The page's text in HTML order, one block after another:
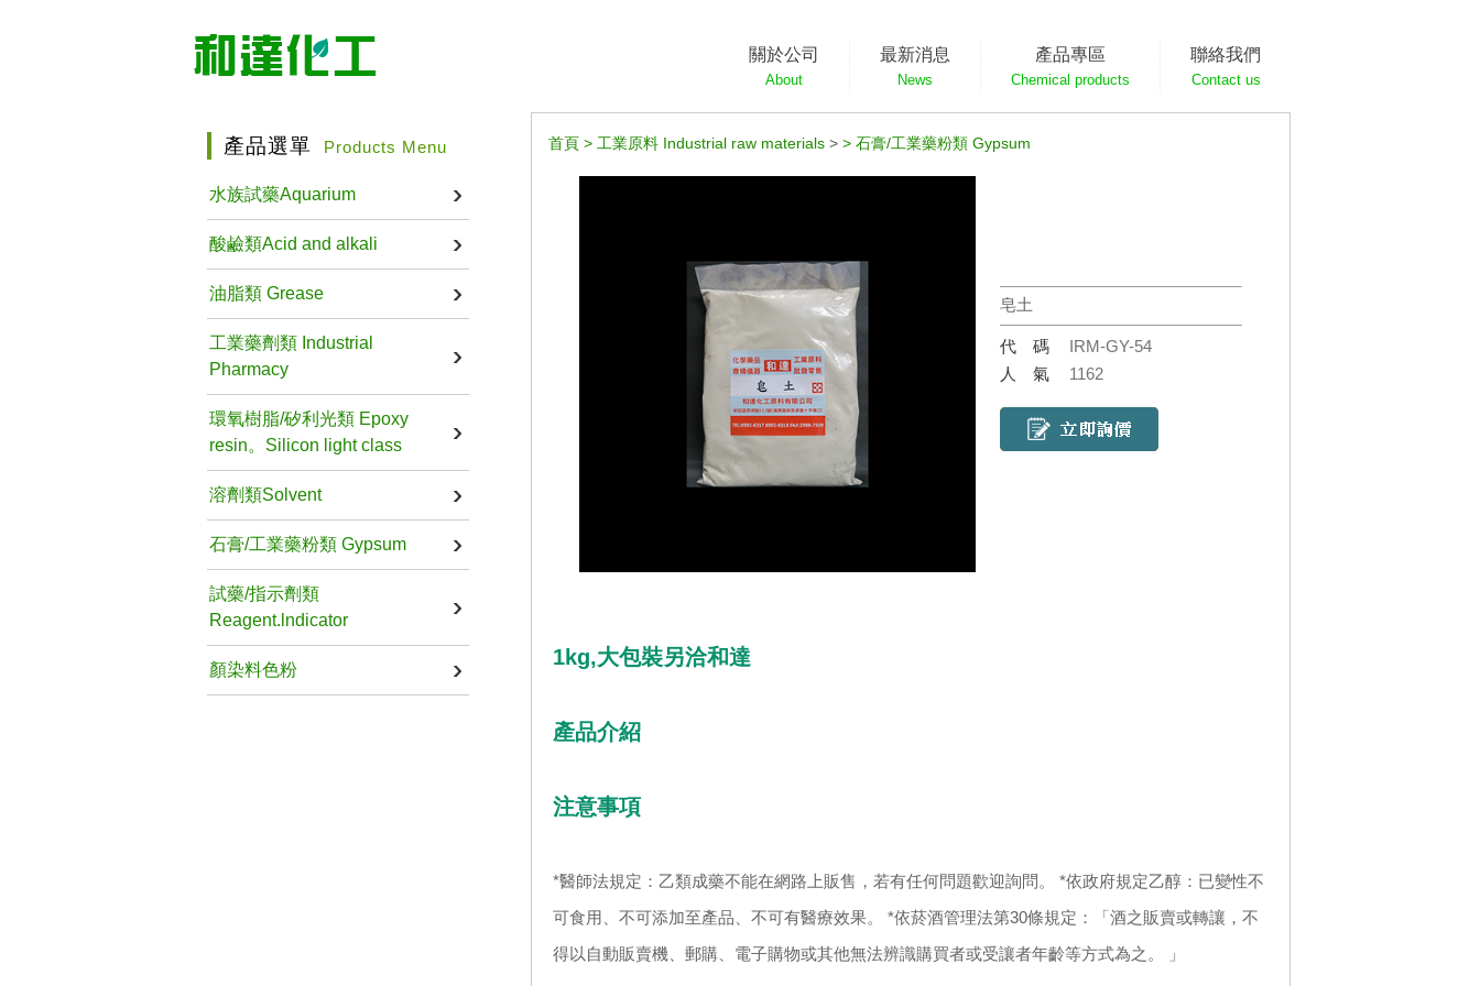
關於公司
About
最新消息
News
產品專區
Chemical products
聯絡我們
Contact us
產品選單 Products Menu
水族試藥Aquarium
酸鹼類Acid and alkali
油脂類 Grease
工業藥劑類 Industrial
Pharmacy
環氧樹脂/矽利光類 Epoxy
resin。Silicon light class
溶劑類Solvent
石膏/工業藥粉類 Gypsum
試藥/指示劑類
Reagent.lndicator
顏染料色粉
首頁 > 工業原料 Industrial raw materials > > 石膏/工業藥粉類 Gypsum
皂土
代碼
IRM-GY-54
人氣
1162
1kg,大包裝另洽和達
產品介紹
注意事項
*醫師法規定：乙類成藥不能在網路上販售，若有任何問題歡迎詢問。 *依政府規定乙醇：已變性不
可食用、不可添加至產品、不可有醫療效果。 *依菸酒管理法第30條規定：「酒之販賣或轉讓，不
得以自動販賣機、郵購、電子購物或其他無法辨識購買者或受讓者年齡等方式為之。 」